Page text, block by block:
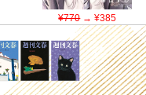
¥770→ ¥385